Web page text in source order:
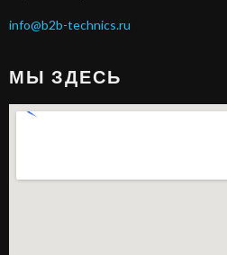
info@b2b-technics.ru
МЫ ЗДЕСЬ